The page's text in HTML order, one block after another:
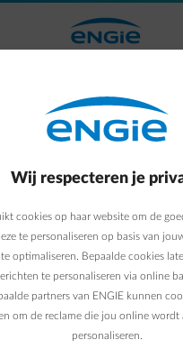
woonverzekering,
nog een contract voor
en een contract voor
en bieden elk unieke
beschermt je privé- of
schade door brand, inbraak,
het contract voor pechbijstand
dak, deurslot, sanitaire
Wij respecteren je
cookies op haar website om de
te personaliseren op basis van
optimaliseren. Bepaalde cookies
te personaliseren via online
partners van ENGIE kunnen
om de reclame die jou online wordt
personaliseren.